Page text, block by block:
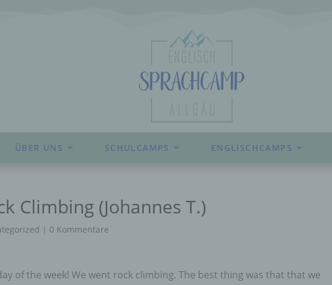
ÜBER UNS SCHULCAMPS ENGLISCHCAMPS
Climbing (Johannes T.)
| 0 Kommentare
of the week! We went rock climbing. The best thing was that that we